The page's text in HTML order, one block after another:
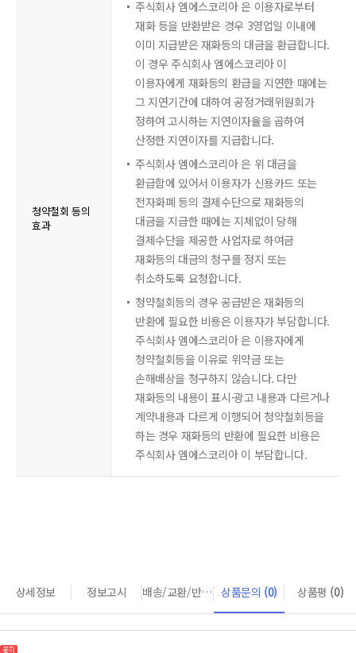
청약철회 등의
효과
주식회사 엠에스코리아 은 이용자로부터
재화 등을 반환받은 경우 3영업일 이내에
이미 지급받은 재화등의 대금을 환급합니다.
이 경우 주식회사 엠에스코리아 이
이용자에게 재화등의 환급을 지연한 때에는
그 지연기간에 대하여 공정거래위원회가
정하여 고시하는 지연이자율을 곱하여
산정한 지연이자를 지급합니다.
주식회사 엠에스코리아 은 위 대금을
환급함에 있어서 이용자가 신용카드 또는
전자화폐 등의 결제수단으로 재화등의
대금을 지급한 때에는 지체없이 당해
결제수단을 제공한 사업자로 하여금
재화등의 대금의 청구를 정지 또는
취소하도록 요청합니다.
청약철회등의 경우 공급받은 재화등의
반환에 필요한 비용은 이용자가 부담합니다.
주식회사 엠에스코리아 은 이용자에게
청약철회등을 이유로 위약금 또는
손해배상을 청구하지 않습니다. 다만
재화등의 내용이 표시·광고 내용과 다르거나
계약내용과 다르게 이행되어 청약철회등을
하는 경우 재화등의 반환에 필요한 비용은
주식회사 엠에스코리아 이 부담합니다.
상세정보 정보고시 배송/교환/반품 안내 상품문의 (0) 상품평 (0)